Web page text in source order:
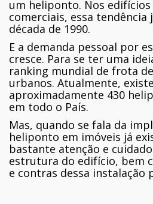
um heliponto. Nos
comerciais, essa tendência
década de 1990.
E a demanda pessoal por
cresce. Para se ter uma
ranking mundial de frota
urbanos. Atualmente,
aproximadamente 430
em todo o País.
Mas, quando se fala da
heliponto em imóveis já
bastante atenção e
estrutura do edifício, bem
e contras dessa instalação